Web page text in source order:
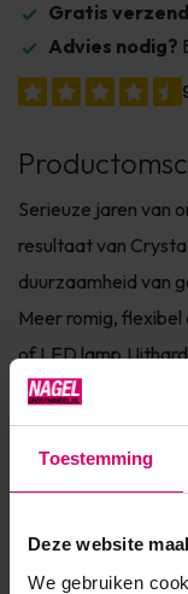
Toestemming
Deze website
We gebruiken
Gratis
Advies nodig?
Serieuze jaren van
resultaat van
duurzaamheid van
Meer romig,
of LED
LED in 1-2
natuurlijk...
Product